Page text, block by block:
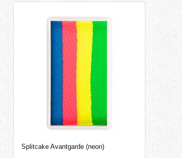
Splitcake Avantgarde (neon)